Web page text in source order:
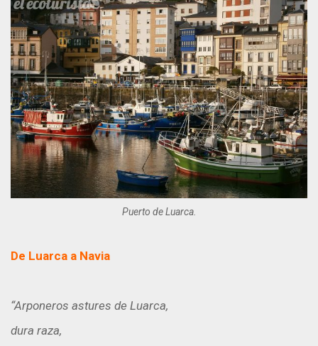
Puerto de Luarca.
De Luarca a Navia
“Arponeros astures de Luarca,
dura raza,